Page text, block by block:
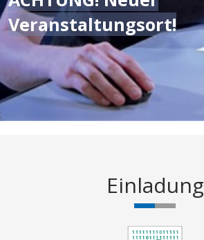
Veranstaltungsort!
;
Einladung